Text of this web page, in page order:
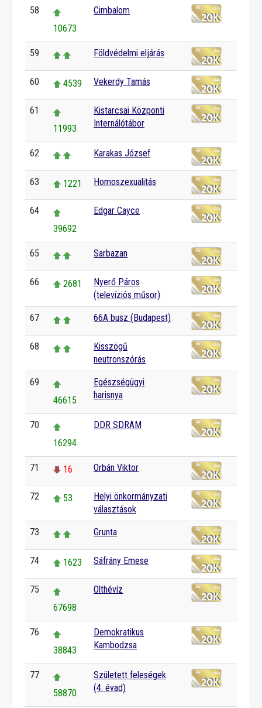
58
10673
Cimbalom
59 Földvédelmi eljárás
60 4539 Vekerdy Tamás
61
11993
Kistarcsai Központi
Internálótábor
62 Karakas József
63 1221 Homoszexualitás
64
39692
Edgar Cayce
65 Sarbazan
66 2681
Nyerő Páros
(televíziós műsor)
67 66A busz (Budapest)
68
Kisszögű
neutronszórás
69
46615
Egészségügyi
harisnya
70
16294
DDR SDRAM
71 16 Orbán Viktor
72 53
Helyi önkormányzati
választások
73 Grunta
74 1623 Sáfrány Emese
75
67698
Olthévíz
76
38843
Demokratikus
Kambodzsa
77
58870
Született feleségek
(4. évad)